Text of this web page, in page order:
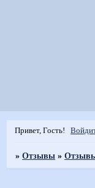
Привет, Гость!
»Отзывы »